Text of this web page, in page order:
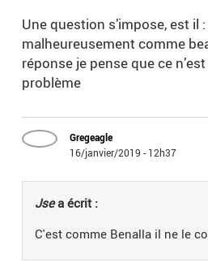
Une question s’impose, est il
malheureusement comme
réponse je pense que ce
problème
Gregeagle
16/janvier/2019 - 12h37
Jsea écrit :
C'est comme Benalla il ne le